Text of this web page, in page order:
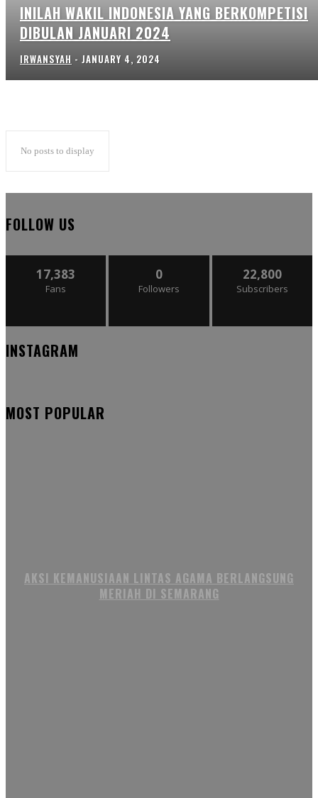
INILAH WAKIL INDONESIA YANG BERKOMPETISI
DIBULAN JANUARI 2024
IRWANSYAH - JANUARY 4, 2024
No posts to display
FOLLOW US
17,383
Fans
0
Followers
22,800
Subscribers
INSTAGRAM
MOST POPULAR
AKSI KEMANUSIAAN LINTAS AGAMA BERLANGSUNG
MERIAH DI SEMARANG